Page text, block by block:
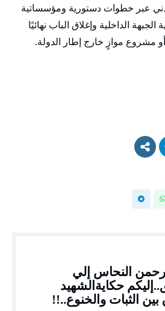
عبر خطوات دستورية ومؤسساتية
الداخلية وإغلاق الباب نهائيًا
أو مشروع موازٍ خارج إطار الدولة.
النحاس إلي
حكايةالشهيد
الثبات والخنوع..!!